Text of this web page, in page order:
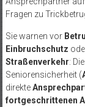
Fragen zu
Sie warnen vor
Einbruchschutz
Straßenverkehr:
Seniorensicherheit (
direkte
fortgeschrittenen